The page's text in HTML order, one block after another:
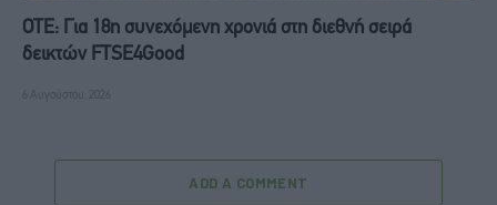
ΟΤΕ: Για 18η συνεχόμενη χρονιά στη διεθνή σειρά
δεικτών FTSE4Good
6 Αυγούστου, 2026
ADD A COMMENT